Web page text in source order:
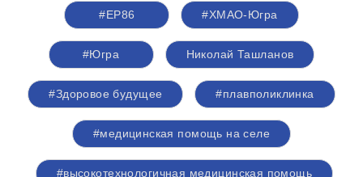
#ЕР86 #ХМАО-Югра
#Югра Николай Ташланов
#Здоровое будущее #плавполиклинка
#медицинская помощь на селе
#высокотехнологичная медицинская помощь